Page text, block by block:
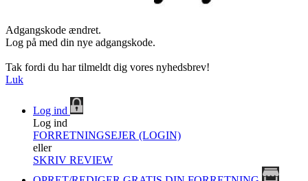
Adgangskode ændret.
Log på med din nye adgangskode.
Tak fordi du har tilmeldt dig vores nyhedsbrev!
Luk
Log ind
Log ind
FORRETNINGSEJER (LOGIN)
eller
SKRIV REVIEW